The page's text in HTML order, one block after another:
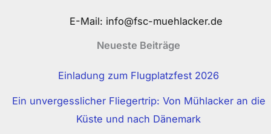
E-Mail: info@fsc-muehlacker.de
Neueste Beiträge
Einladung zum Flugplatzfest 2026
Ein unvergesslicher Fliegertrip: Von Mühlacker an die
Küste und nach Dänemark